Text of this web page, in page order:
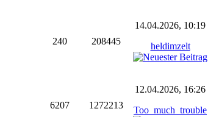
240 208445
14.04.2026, 10:19
heldimzelt
6207 1272213
12.04.2026, 16:26
Too_much_trouble